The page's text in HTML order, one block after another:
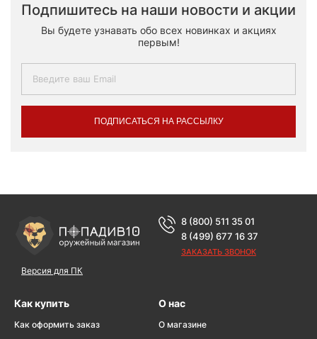
Подпишитесь на наши новости и акции
Вы будете узнавать обо всех новинках и акциях
первым!
ПОДПИСАТЬСЯ НА РАССЫЛКУ
Версия для ПК
8 (800) 511 35 01
8 (499) 677 16 37
ЗАКАЗАТЬ ЗВОНОК
Как купить
Как оформить заказ
О нас
О магазине